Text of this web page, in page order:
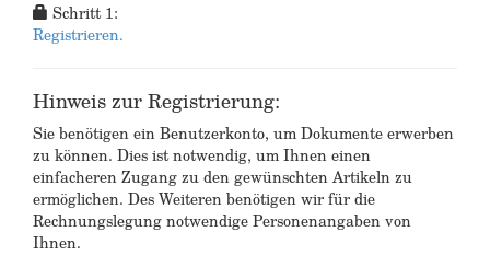
Schritt 1:
Registrieren.
Hinweis zur Registrierung:
Sie benötigen ein Benutzerkonto, um Dokumente erwerben
zu können. Dies ist notwendig, um Ihnen einen
einfacheren Zugang zu den gewünschten Artikeln zu
ermöglichen. Des Weiteren benötigen wir für die
Rechnungslegung notwendige Personenangaben von
Ihnen.